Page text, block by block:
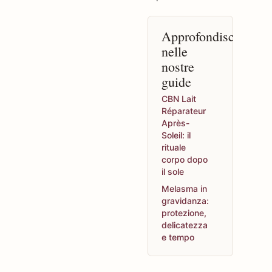
Approfondisci
nelle
nostre
guide
CBN Lait
Réparateur
Après-
Soleil: il
rituale
corpo dopo
il sole
Melasma in
gravidanza:
protezione,
delicatezza
e tempo